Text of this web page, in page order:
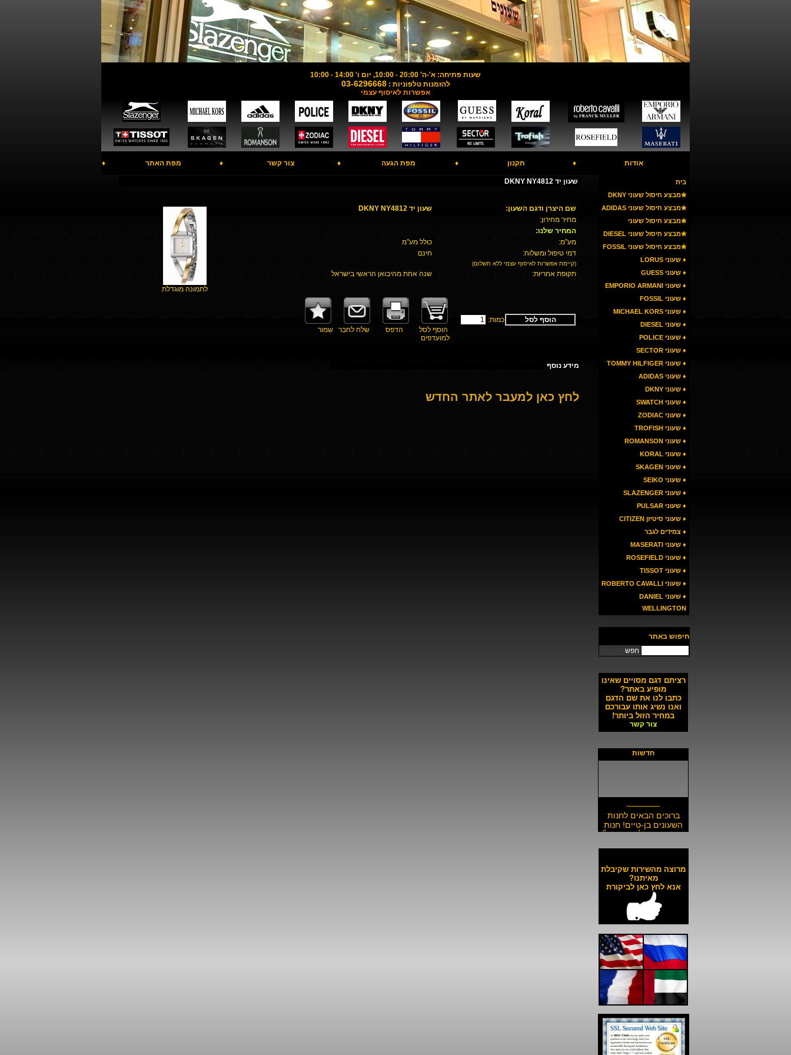
שעות פתיחה: א'-ה' 20:00 - 10:00, יום ו' 14:00 - 10:00
להזמנות טלפוניות :03-6296668
אפשרות לאיסוף עצמי
אודות ♦ תקנון ♦ מפת הגעה ♦ צור קשר ♦ מפת האתר ♦
בית
✬מבצע חיסול שעוני DKNY
✬מבצע חיסול שעוני ADIDAS
✬מבצע חיסול שעוני
ARMANI
✬מבצע חיסול שעוני DIESEL
✬מבצע חיסול שעוני FOSSIL
♦ שעוני LORUS
♦ שעוני GUESS
♦ שעוני EMPORIO ARMANI
♦ שעוני FOSSIL
♦ שעוני MICHAEL KORS
♦ שעוני DIESEL
♦ שעוני POLICE
♦ שעוני SECTOR
♦ שעוני TOMMY HILFIGER
♦ שעוני ADIDAS
♦ שעוני DKNY
♦ שעוני SWATCH
♦ שעוני ZODIAC
♦ שעוני TROFISH
♦ שעוני ROMANSON
♦ שעוני KORAL
♦ שעוני SKAGEN
♦ שעוני SEIKO
♦ שעוני SLAZENGER
♦ שעוני PULSAR
♦ שעוני סיטיזן CITIZEN
♦ צמידים לגבר
♦ שעוני MASERATI
♦ שעוני ROSEFIELD
♦ שעוני TISSOT
♦ שעוני ROBERTO CAVALLI
♦ שעוני DANIEL
WELLINGTON
חיפוש באתר
חפש
רציתם דגם מסויים שאינו
מופיע באתר?
כתבו לנו את שם הדגם
ואנו נשיג אותו עבורכם
במחיר הזול ביותר!
צור קשר
חדשות
_______
ברוכים הבאים לחנות
השעונים בן-טיים! חנות
השעונים הזולה בישראל!
__________________
כל השעונים באתר עד 6
תשלומים ללא ריבית!
__________________
האתר מאובטח בהצפנת
SSL מתקדמת
מרוצה מהשירות שקיבלת
מאיתנו?
אנא לחץ כאן לביקורת
שעון יד DKNY NY4812
שם היצרן ודגם השעון:
שעון יד DKNY NY4812
מחיר מחירון:
המחיר שלנו:
מע"מ:
כולל מע"מ
דמי טיפול ומשלוח:
חינם
(קיימת אפשרות לאיסוף עצמי ללא תשלום)
תקופת אחריות: שנה אחת מהיבואן הראשי בישראל
הוסף לסל
כמות:
הוסף לסל
הדפס שלח לחבר שמור
למועדפים
לתמונה מוגדלת
מידע נוסף
לחץ כאן למעבר לאתר החדש